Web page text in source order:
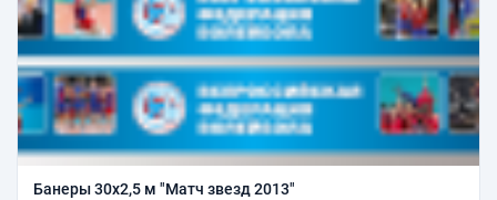
Банеры 30х2,5 м "Матч звезд 2013"